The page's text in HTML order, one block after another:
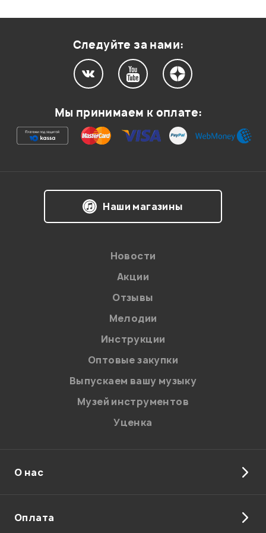
Ваша оценка:
на обработку персональных данных в
Политикой в отношении обработки
персональных данных.
Введите проверочное число:
Отправить
Следуйте за нами:
Мы принимаем к оплате:
Наши магазины
Новости
Акции
Отзывы
Мелодии
Инструкции
Оптовые закупки
Выпускаем вашу музыку
Музей инструментов
Уценка
О нас
Оплата